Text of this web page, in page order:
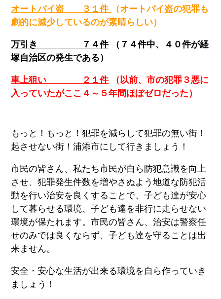
オートバイ盗 ３１件
（オートバイ盗の犯罪も
劇的に減少しているのが素晴らしい）
万引き ７４件（７４件中、４０件が経
塚自治区の発生である）
車上狙い ２１件
（以前、市の犯罪３悪に
入っていたがここ４～５年間ほぼゼロだった）
もっと！もっと！犯罪を減らして犯罪の無い街！
起させない街！浦添市にして行きましょう！
市民の皆さん、私たち市民が自ら防犯意識を向上
させ、犯罪発生件数を増やさぬよう地道な防犯活
動を行い治安を良くすることで、子ども達が安心
して暮らせる環境、子ども達を非行に走らせない
環境が保たれます。市民の皆さん、治安は警察任
せのみでは良くならず、子ども達を守ることは出
来ません。
安全・安心な生活が出来る環境を自ら作っていき
ましょう！